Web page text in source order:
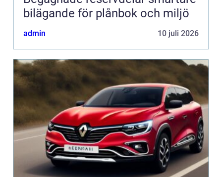
bilägande för plånbok och miljö
admin 10 juli 2026